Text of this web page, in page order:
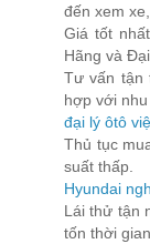
đến xem
Giá tốt
Hãng và Đại
Tư vấn tận
hợp với nhu
đại lý ôtô
Thủ tục
suất thấp.
Hyundai
Lái thử tận
tốn thời gian.